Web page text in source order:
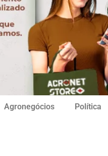
Agronegócios Política